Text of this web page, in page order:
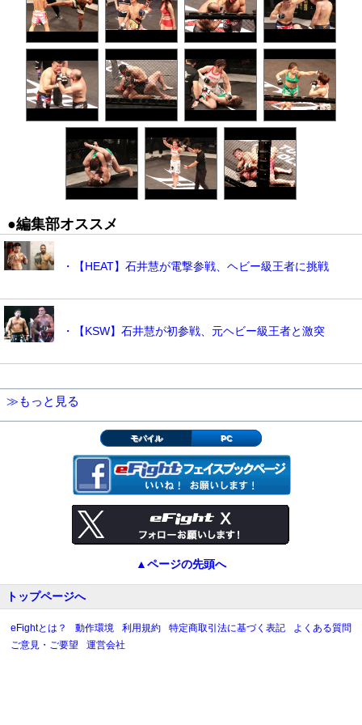
●編集部オススメ
・【HEAT】石井慧が電撃参戦、ヘビー級王者に挑戦
・【KSW】石井慧が初参戦、元ヘビー級王者と激突
≫もっと見る
モバイル PC
▲ページの先頭へ
トップページへ
eFightとは？ 動作環境 利用規約 特定商取引法に基づく表記
よくある質問
ご意見・ご要望
運営会社